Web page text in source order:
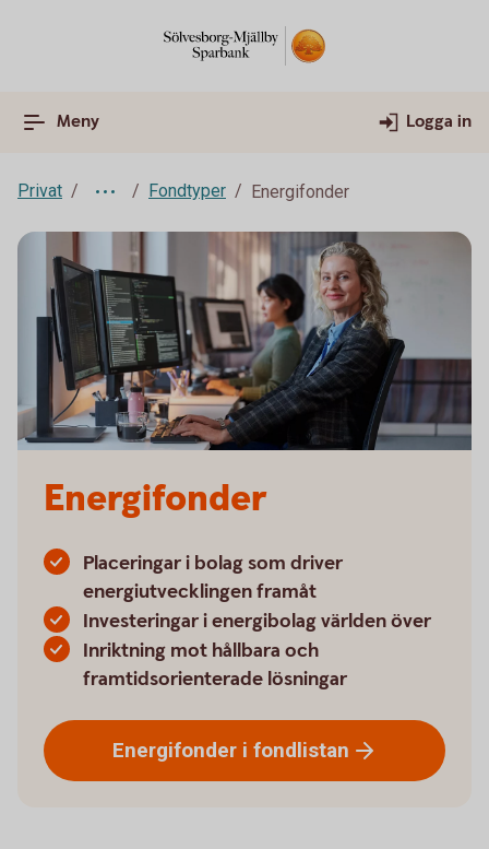
Meny Logga in
Privat Fondtyper Energifonder
Energifonder
Placeringar i bolag som driver
energiutvecklingen framåt
Investeringar i energibolag världen över
Inriktning mot hållbara och
framtidsorienterade lösningar
Energifonder i fondlistan